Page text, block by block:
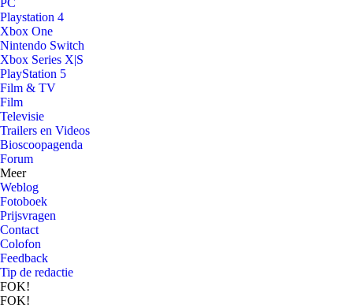
PC
Playstation 4
Xbox One
Nintendo Switch
Xbox Series X|S
PlayStation 5
Film & TV
Film
Televisie
Trailers en Videos
Bioscoopagenda
Forum
Meer
Weblog
Fotoboek
Prijsvragen
Contact
Colofon
Feedback
Tip de redactie
FOK!
FOK!